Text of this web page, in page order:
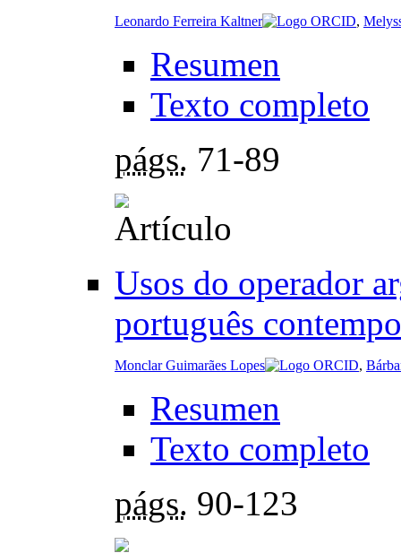
Leonardo Ferreira Kaltner ,
Resumen
Texto completo
págs. 71-89
Usos do operador
português
Monclar Guimarães Lopes ,
Resumen
Texto completo
págs. 90-123